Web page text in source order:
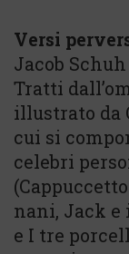
Versi
Jacob Schuh
Tratti
illustrato da
cui si
celebri
nani, Jack e
e I tre